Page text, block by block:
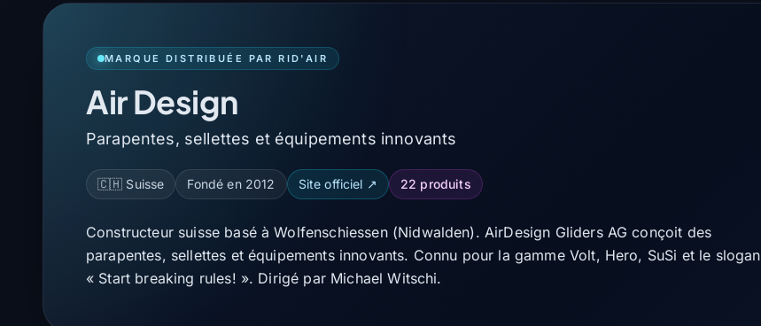
MARQUE DISTRIBUÉE PAR RID'AIR
Air Design
Parapentes, sellettes et équipements innovants
🇨🇭 Suisse Fondé en 2012 Site officiel ↗ 22 produits
Constructeur suisse basé à Wolfenschiessen (Nidwalden). AirDesign Gliders AG conçoit des
parapentes, sellettes et équipements innovants. Connu pour la gamme Volt, Hero, SuSi et le slogan
« Start breaking rules! ». Dirigé par Michael Witschi.